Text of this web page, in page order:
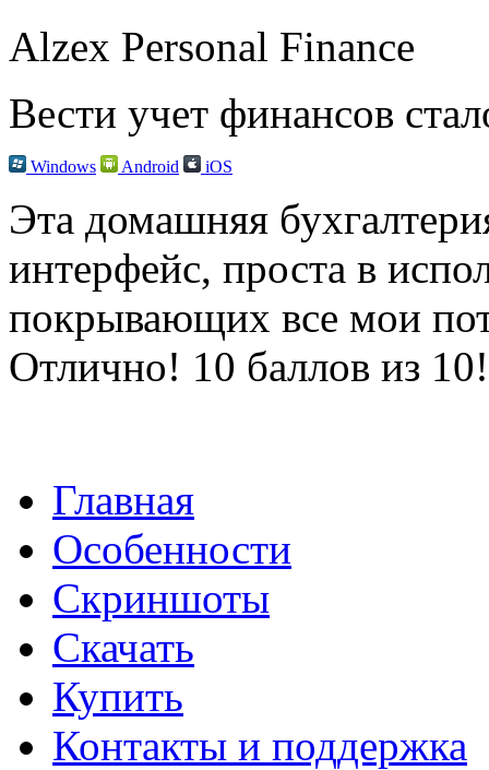
Alzex Personal Finance
Вести учет финансов
Windows Android iOS
Эта домашняя
интерфейс, проста в
покрывающих все мои
Отлично! 10 баллов из 10!
Главная
Особенности
Скриншоты
Скачать
Купить
Контакты и поддержка